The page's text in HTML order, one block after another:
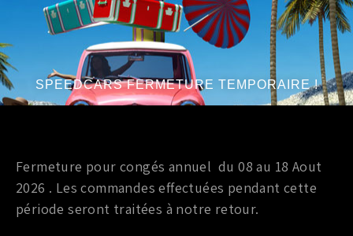
Modèle:350z
Série
:V6 3.5L
PROMO !
(SILENCIEUX/INTERMÉDIAIRE) 350Z
17,50€ 16,00€ TTC
SPEEDCARS FERMETURE TEMPORAIRE !
Fermeture pour congés annuel du 08 au 18 Aout
2026 . Les commandes effectuées pendant cette
période seront traitées à notre retour.